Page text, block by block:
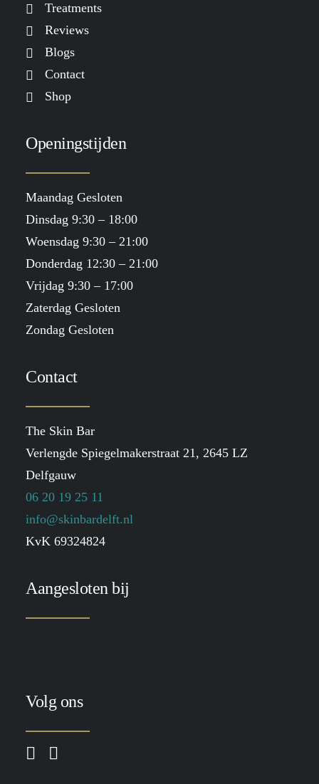
Treatments
Reviews
Blogs
Contact
Shop
Openingstijden
Maandag Gesloten
Dinsdag 9:30 – 18:00
Woensdag 9:30 – 21:00
Donderdag 12:30 – 21:00
Vrijdag 9:30 – 17:00
Zaterdag Gesloten
Zondag Gesloten
Contact
The Skin Bar
Verlengde Spiegelmakerstraat 21, 2645 LZ
Delfgauw
06 20 19 25 11
info@skinbardelft.nl
KvK 69324824
Aangesloten bij
Volg ons